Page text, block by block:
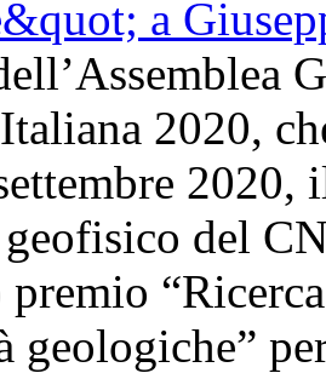
2020,
2020,
del
geologiche”